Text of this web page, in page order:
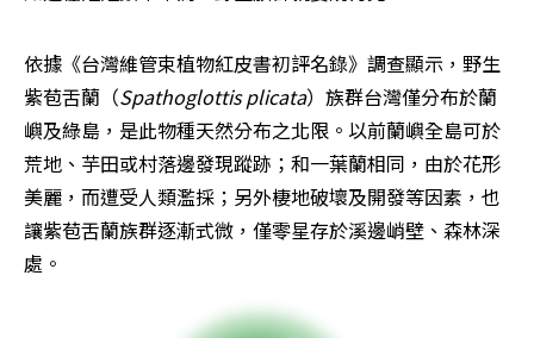
依據《台灣維管束植物紅皮書初評名錄》調查顯示，野生
紫苞舌蘭（Spathoglottis plicata）族群台灣僅分布於蘭
嶼及綠島，是此物種天然分布之北限。以前蘭嶼全島可於
荒地、芋田或村落邊發現蹤跡；和一葉蘭相同，由於花形
美麗，而遭受人類濫採；另外棲地破壞及開發等因素，也
讓紫苞舌蘭族群逐漸式微，僅零星存於溪邊峭壁、森林深
處。